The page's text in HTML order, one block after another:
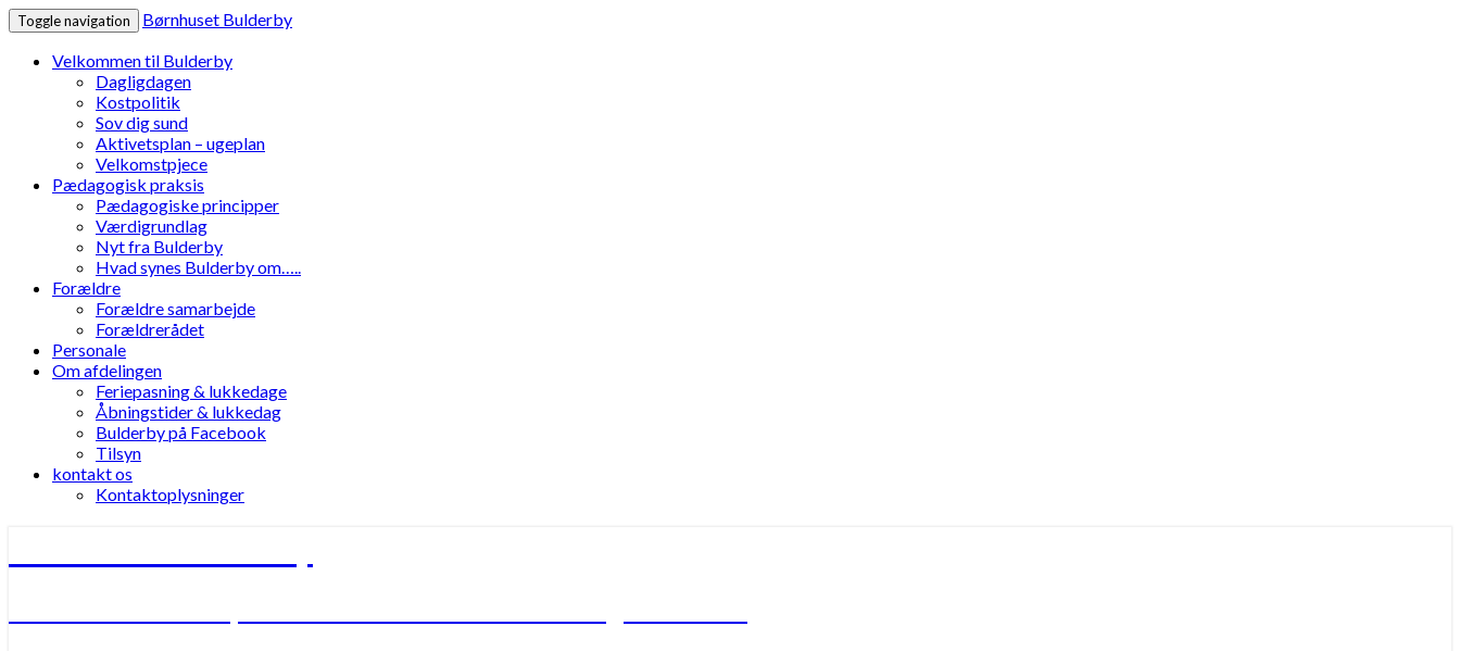
Toggle navigation
Børnhuset Bulderby
Velkommen til Bulderby
Dagligdagen
Kostpolitik
Sov dig sund
Aktivetsplan – ugeplan
Velkomstpjece
Pædagogisk praksis
Pædagogiske principper
Værdigrundlag
Nyt fra Bulderby
Hvad synes Bulderby om…..
Forældre
Forældre samarbejde
Forældrerådet
Personale
Om afdelingen
Feriepasning & lukkedage
Åbningstider & lukkedag
Bulderby på Facebook
Tilsyn
kontakt os
Kontaktoplysninger